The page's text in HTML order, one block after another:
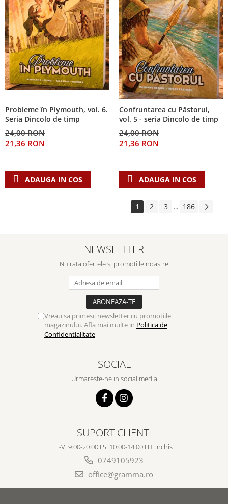
Probleme în Plymouth, vol. 6.
Seria Dincolo de timp
24,00 RON
21,36 RON
ADAUGA IN COS
Confruntarea cu Păstorul,
vol. 5 - seria Dincolo de timp
24,00 RON
21,36 RON
ADAUGA IN COS
1 2 3 ... 186
NEWSLETTER
Nu rata ofertele si promotiile noastre
Vreau sa primesc newsletter cu promotiile
magazinului. Afla mai multe in Politica de
Confidentialitate
SOCIAL
Urmareste-ne in social media
SUPORT CLIENTI
L-V: 9:00-20:00 I S: 10:00-14:00 I D: Inchis
0749105923
office@gramma.ro